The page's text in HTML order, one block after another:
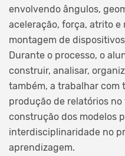
envolvendo ângulos,
aceleração, força, atrito e
montagem de
Durante o processo, o
construir, analisar,
também, a trabalhar com
produção de relatórios
construção dos modelos
interdisciplinaridade no
aprendizagem.